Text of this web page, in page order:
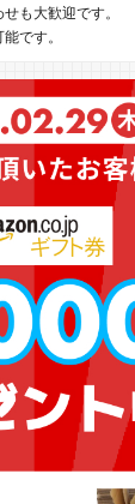
も大歓迎です。
です。